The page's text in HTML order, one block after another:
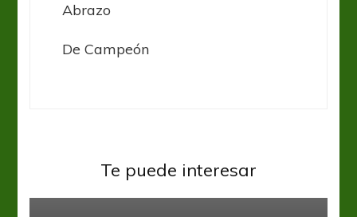
Abrazo
De Campeón
Te puede interesar
Para salir campeón hay que venir